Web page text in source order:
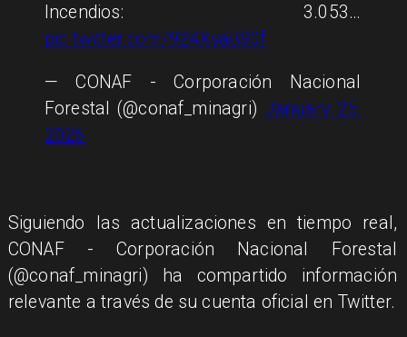
Incendios: 3.053…
pic.twitter.com/924XyaB90f
— CONAF - Corporación Nacional
Forestal (@conaf_minagri) January 25,
2026
Siguiendo las actualizaciones en tiempo real,
CONAF - Corporación Nacional Forestal
(@conaf_minagri) ha compartido información
relevante a través de su cuenta oficial en Twitter.